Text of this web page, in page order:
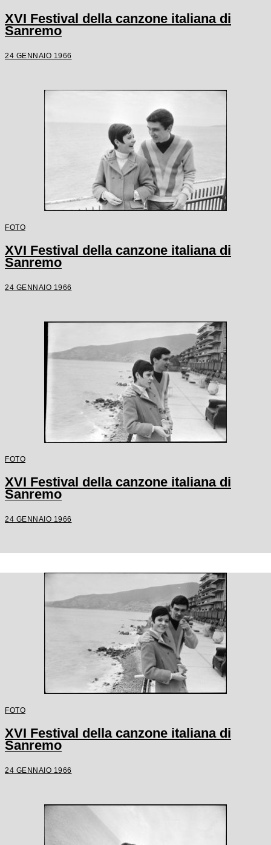
XVI Festival della canzone italiana di
Sanremo
24 GENNAIO 1966
FOTO
XVI Festival della canzone italiana di
Sanremo
24 GENNAIO 1966
FOTO
XVI Festival della canzone italiana di
Sanremo
24 GENNAIO 1966
FOTO
XVI Festival della canzone italiana di
Sanremo
24 GENNAIO 1966